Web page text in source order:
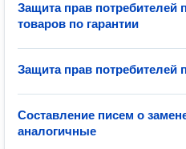
Защита прав потребителей
товаров по гарантии
Защита прав потребителей
Составление писем о
аналогичные